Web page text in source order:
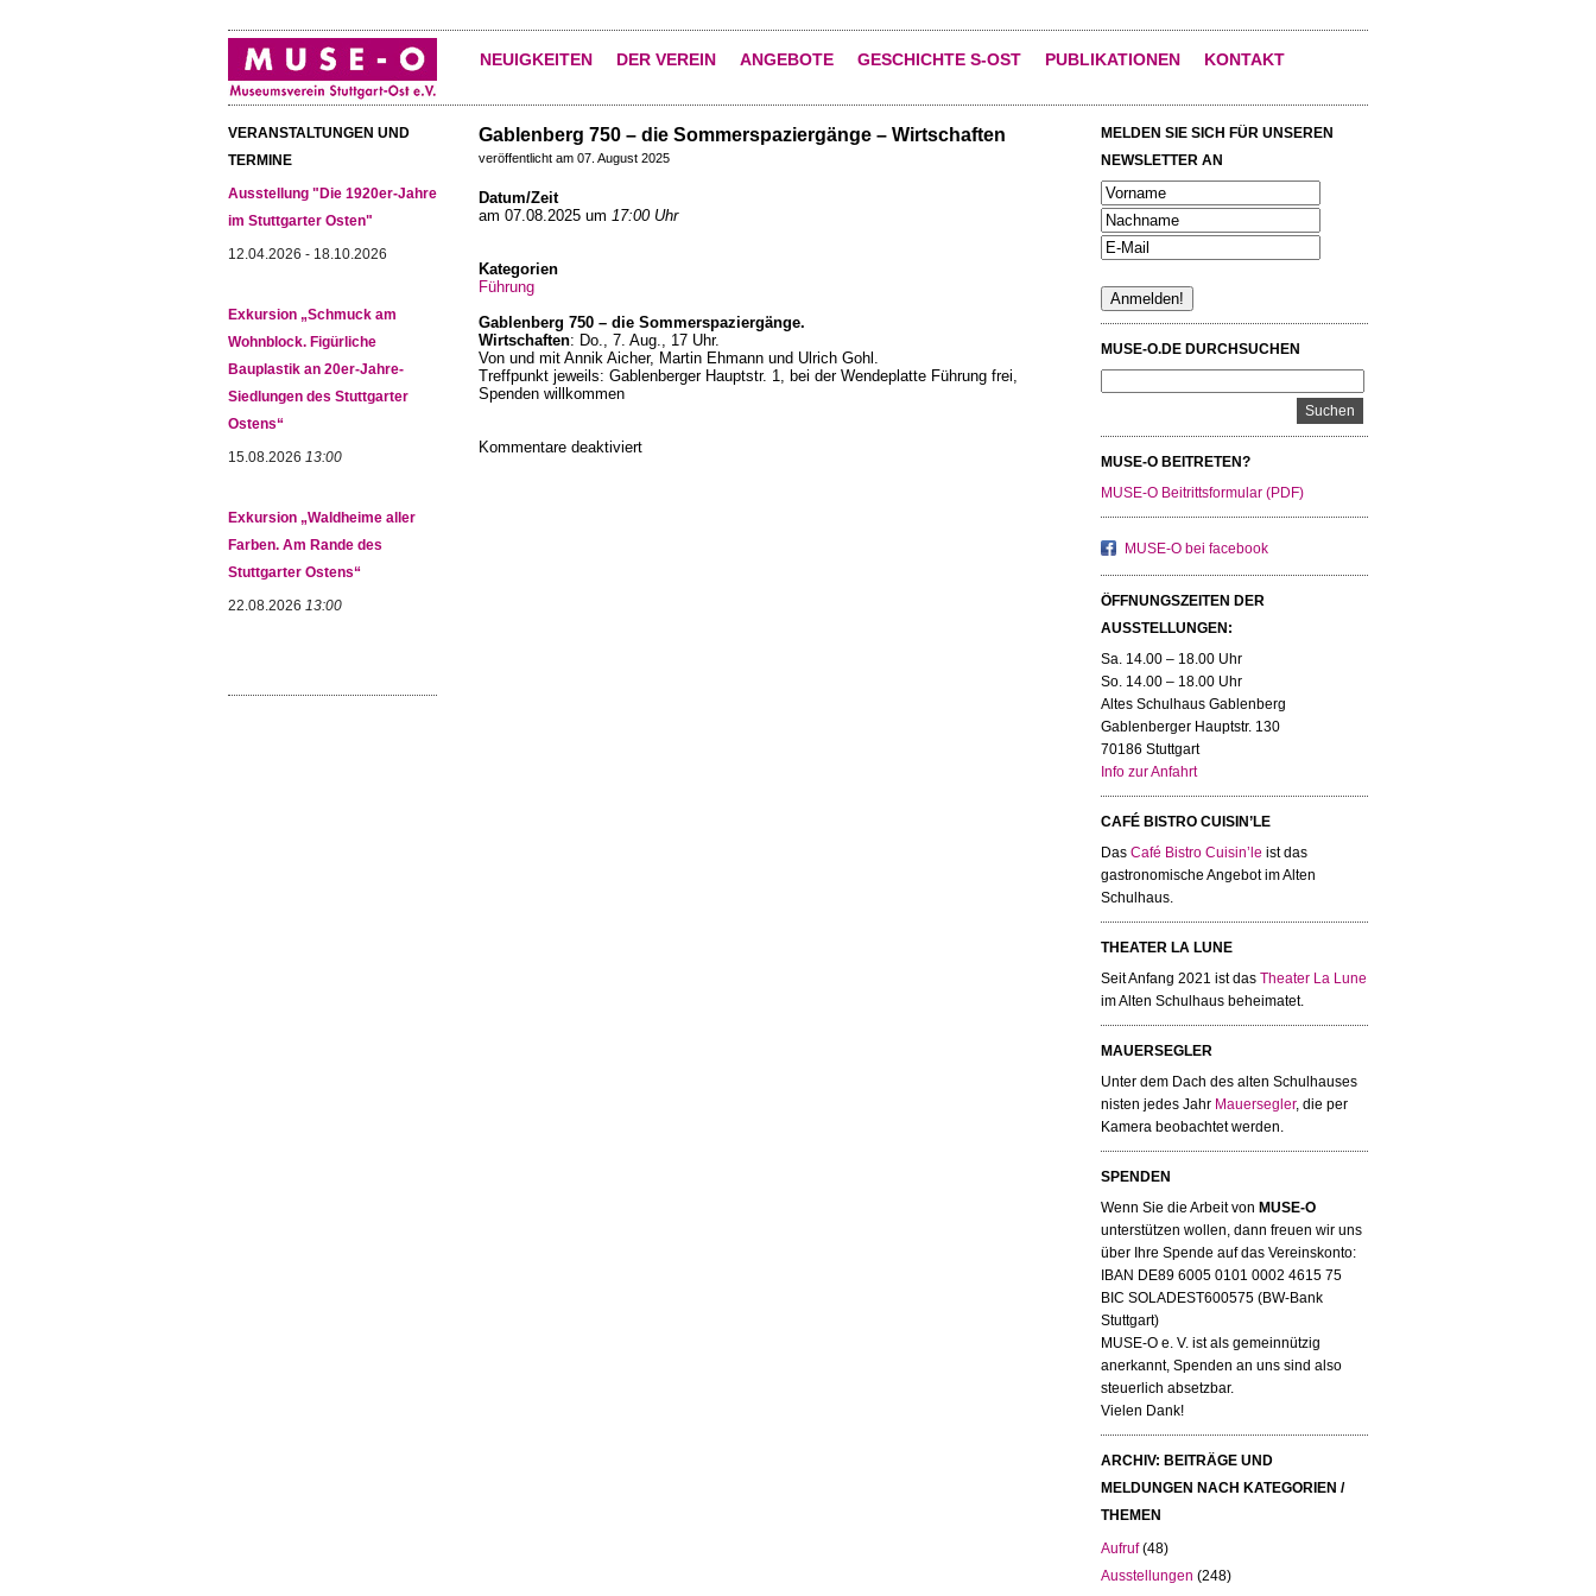
NEUIGKEITEN DER VEREIN ANGEBOTE GESCHICHTE S-OST PUBLIKATIONEN KONTAKT
VERANSTALTUNGEN UND
TERMINE
Ausstellung "Die 1920er-Jahre
im Stuttgarter Osten"
12.04.2026 - 18.10.2026
Exkursion „Schmuck am
Wohnblock. Figürliche
Bauplastik an 20er-Jahre-
Siedlungen des Stuttgarter
Ostens“
15.08.2026 13:00
Exkursion „Waldheime aller
Farben. Am Rande des
Stuttgarter Ostens“
22.08.2026 13:00
Gablenberg 750 – die Sommerspaziergänge – Wirtschaften
veröffentlicht am 07. August 2025
Datum/Zeit
am 07.08.2025 um17:00 Uhr
Kategorien
Führung
Gablenberg 750 – die Sommerspaziergänge.
Wirtschaften: Do., 7. Aug., 17 Uhr.
Von und mit Annik Aicher, Martin Ehmann und Ulrich Gohl.
Treffpunkt jeweils: Gablenberger Hauptstr. 1, bei der Wendeplatte Führung frei,
Spenden willkommen
Kommentare deaktiviertfür
MELDEN SIE SICH FÜR UNSEREN
NEWSLETTER AN
MUSE-O.DE DURCHSUCHEN
MUSE-O BEITRETEN?
MUSE-O Beitrittsformular (PDF)
MUSE-O bei facebook
ÖFFNUNGSZEITEN DER
AUSSTELLUNGEN:
Sa. 14.00 – 18.00 Uhr
So. 14.00 – 18.00 Uhr
Altes Schulhaus Gablenberg
Gablenberger Hauptstr. 130
70186 Stuttgart
Info zur Anfahrt
CAFÉ BISTRO CUISIN’LE
DasCafé Bistro Cuisin’le ist das
gastronomische Angebot im Alten
Schulhaus.
THEATER LA LUNE
Seit Anfang 2021 ist dasTheater La Lune
im Alten Schulhaus beheimatet.
MAUERSEGLER
Unter dem Dach des alten Schulhauses
nisten jedes Jahr Mauersegler, die per
Kamera beobachtet werden.
SPENDEN
Wenn Sie die Arbeit von MUSE-O
unterstützen wollen, dann freuen wir uns
über Ihre Spende auf das Vereinskonto:
IBAN DE89 6005 0101 0002 4615 75
BIC SOLADEST600575 (BW-Bank
Stuttgart)
MUSE-O e. V. ist als gemeinnützig
anerkannt, Spenden an uns sind also
steuerlich absetzbar.
Vielen Dank!
ARCHIV: BEITRÄGE UND
MELDUNGEN NACH KATEGORIEN /
THEMEN
Aufruf(48)
Ausstellungen (248)